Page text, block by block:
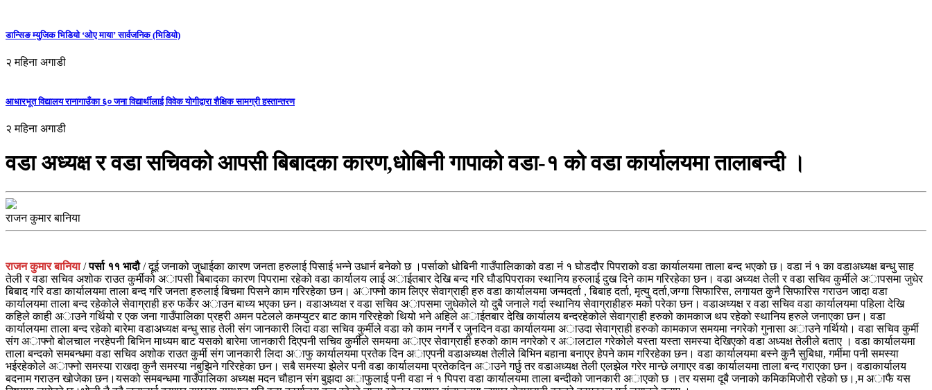
डान्सिङ म्युजिक भिडियो ‘ओए माया’ सार्वजनिक (भिडियो)
२ महिना अगाडी
आधारभूत विद्यालय रानागाउँका ६० जना विद्यार्थीलाई विवेक योगीद्वारा शैक्षिक सामग्री हस्तान्तरण
२ महिना अगाडी
वडा अध्यक्ष र वडा सचिवको आपसी बिबादका कारण,धोबिनी गापाको वडा-१ को वडा कार्यालयमा तालाबन्दी ।
राजन कुमार बानिया
राजन कुमार बानिया/पर्सा ११ भादौ/ दूई जनाको जुधाईका कारण जनता हरुलाई पिसाई भन्ने उधार्न बनेको छ ।पर्साको धोबिनी गाउँपालिकाको वडा नं १ घोडदौर पिपराको वडा कार्यालयमा ताला बन्द भएको छ। वडा नं १ का वडाअध्यक्ष बन्धु साह
तेली र वडा सचिव अशोक राउत कुर्मीको अापसी बिबादका कारण पिपरामा रहेको वडा कार्यालय लाई अाईतबार देखि बन्द गरि घौडपिपराका स्थानिय हरुलाई दुख दिने काम गरिरहेका छन। वडा अध्यक्ष तेली र वडा सचिव कुर्मीले अापसमा जुधेर
बिबाद गरि वडा कार्यालयमा ताला बन्द गरि जनता हरुलाई बिचमा पिसने काम गरिरहेका छन। अाफ्नो काम लिएर सेवाग्राही हरु वडा कार्यालयमा जन्मदर्ता , बिबाह दर्ता, मृत्यु दर्ता,जग्गा सिफारिस, लगायत कुनै सिफारिस गराउन जादा वडा
कार्यालयमा ताला बन्द रहेकोले सेवाग्राही हरु फर्केर अाउन बाध्य भएका छन। वडाअध्यक्ष र वडा सचिव अापसमा जुधेकोले यो दुबै जनाले गर्दा स्थानिय सेवाग्राहीहरु मर्का परेका छन। वडाअध्यक्ष र वडा सचिव वडा कार्यालयमा पहिला देखि
कहिले काही अाउने गर्थियो र एक जना गाउँपालिका प्रहरी अमन पटेलले कमप्युटर बाट काम गरिरहेको थियो भने अहिले अाईतबार देखि कार्यालय बन्दरहेकोले सेवाग्राही हरुको कामकाज थप रहेको स्थानिय हरुले जनाएका छन। वडा
कार्यालयमा ताला बन्द रहेको बारेमा वडाअध्यक्ष बन्धु साह तेली संग जानकारी लिदा वडा सचिव कुर्मीले वडा को काम नगर्ने र जुनदिन वडा कार्यालयमा अाउदा सेवाग्राही हरुको कामकाज समयमा नगरेको गुनासा अाउने गर्थियो। वडा सचिव कुर्मी
संग अाफ्नो बोलचाल नरहेपनी बिभिन माध्यम बाट यसको बारेमा जानकारी दिएपनी सचिव कुर्मीले समयमा अाएर सेवाग्राही हरुको काम नगरेको र अालटाल गरेकोले यस्ता यस्ता समस्या देखिएको वडा अध्यक्ष तेलीले बताए । वडा कार्यालयमा
ताला बन्दको समबन्धमा वडा सचिव अशोक राउत कुर्मी संग जानकारी लिदा अाफु कार्यालयमा प्रतेक दिन अाएपनी वडाअध्यक्ष तेलीले बिभिन बहाना बनाएर हेपने काम गरिरहेका छन। वडा कार्यालयमा बस्ने कुनै सुबिधा, गर्मीमा पनी समस्या
भईरहेकोले अाफ्नो समस्या राखदा कुनै समस्या नबुझिने गरिरहेका छन। सबै समस्या झेलेर पनी वडा कार्यालयमा प्रतेकदिन अाउने गर्छु तर वडाअध्यक्ष तेली एलझेल गरेर मान्छे लगाएर वडा कार्यालयमा ताला बन्द गराएका छन। वडाकार्यालय
बदनाम गराउन खोजेका छन।यसको समबन्धमा गाउँपालिका अध्यक्ष मदन चौहान संग बुझदा अाफुलाई पनी वडा नं १ पिपरा वडा कार्यालयमा ताला बन्दीको जानकारी अाएको छ ।तर यसमा दूबै जनाको कमिकमिजोरी रहेको छ।,म अाफै यस